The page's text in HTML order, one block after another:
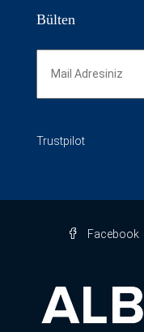
Bülten
Trustpilot
Facebook